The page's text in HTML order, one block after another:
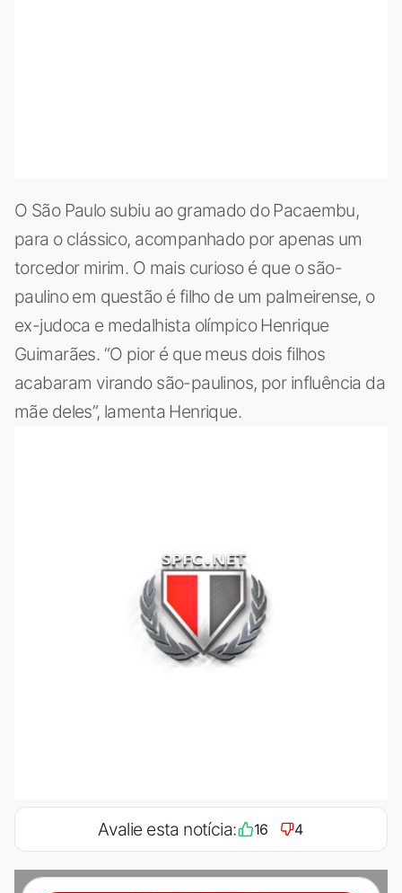
O São Paulo subiu ao gramado do Pacaembu,
para o clássico, acompanhado por apenas um
torcedor mirim. O mais curioso é que o são-
paulino em questão é filho de um palmeirense, o
ex-judoca e medalhista olímpico Henrique
Guimarães. “O pior é que meus dois filhos
acabaram virando são-paulinos, por influência da
mãe deles”, lamenta Henrique.
Avalie esta notícia: 16 4